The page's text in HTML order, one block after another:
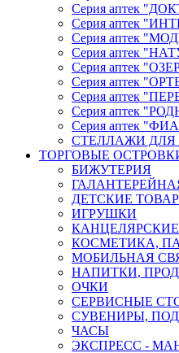
Серия аптек
Серия аптек
Серия аптек
Серия аптек
Серия аптек
Серия аптек
Серия аптек
Серия аптек
Серия аптек
СТЕЛЛАЖИ ДЛЯ
ТОРГОВЫЕ
БИЖУТЕРИЯ
ДЕТСКИЕ
ИГРУШКИ
КОСМЕТИКА,
МОБИЛЬНАЯ
НАПИТКИ,
ОЧКИ
СЕРВИСНЫЕ
СУВЕНИРЫ,
ЧАСЫ
ЭКСПРЕСС -